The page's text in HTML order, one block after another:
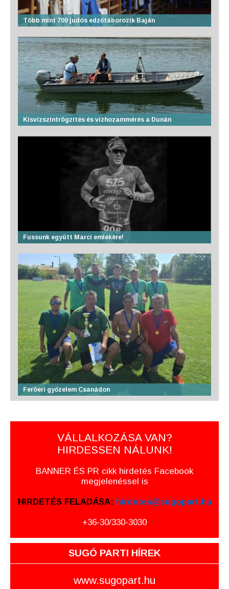
Több mint 700 judós edzőtáborozik Baján
Kisvízszintrögzítés és vízhozammérés a Dunán
Fussunk együtt Marci emlékére!
Feröeri győzelem Csanádon
VÁLLALKOZÁSA VAN?
HIRDESSEN NÁLUNK!
BANNER ÉS PR cikk hirdetés Facebook
megjelenéssel is
HIRDETÉS FELADÁSA: hirdetes@sugopart.hu
+36-30/330-3030
SUGÓ PARTI HÍREK
www.sugopart.hu